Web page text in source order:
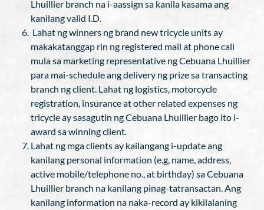
Lhuillier branch na i-aassign sa kanila kasama ang
kanilang valid I.D.
Lahat ng winners ng brand new tricycle units ay
makakatanggap rin ng registered mail at phone call
mula sa marketing representative ng Cebuana Lhuillier
para mai-schedule ang delivery ng prize sa transacting
branch ng client. Lahat ng logistics, motorcycle
registration, insurance at other related expenses ng
tricycle ay sasagutin ng Cebuana Lhuillier bago ito i-
award sa winning client.
Lahat ng mga clients ay kailangang i-update ang
kanilang personal information (e.g, name, address,
active mobile/telephone no., at birthday) sa Cebuana
Lhuillier branch na kanilang pinag-tatransactan. Ang
kanilang information na naka-record ay kikilalaning